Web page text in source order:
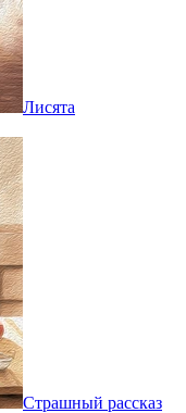
Лисята
Страшный рассказ